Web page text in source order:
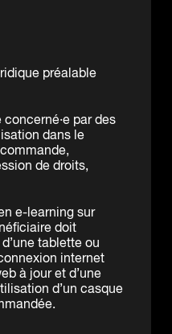
préalable
concerné·e par des
dans le
de droits,
e-learning sur
doit
tablette ou
internet
à jour et d’une
d’un casque